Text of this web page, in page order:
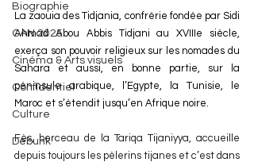
Biographie
CAN 2025
Cinéma & Arts visuels
Confidentiel
Culture
Debunk
La zaouia des Tidjania, confrérie fondée par Sidi
Ahmad Abou Abbis Tidjani au XVIIIe siècle,
exerça son pouvoir religieux sur les nomades du
Sahara et aussi, en bonne partie, sur la
péninsule arabique, l’Egypte, la Tunisie, le
Maroc et s’étendit jusqu’en Afrique noire.
Fès, berceau de la Tariqa Tijaniyya, accueille
depuis toujours les pèlerins tijanes et c’est dans